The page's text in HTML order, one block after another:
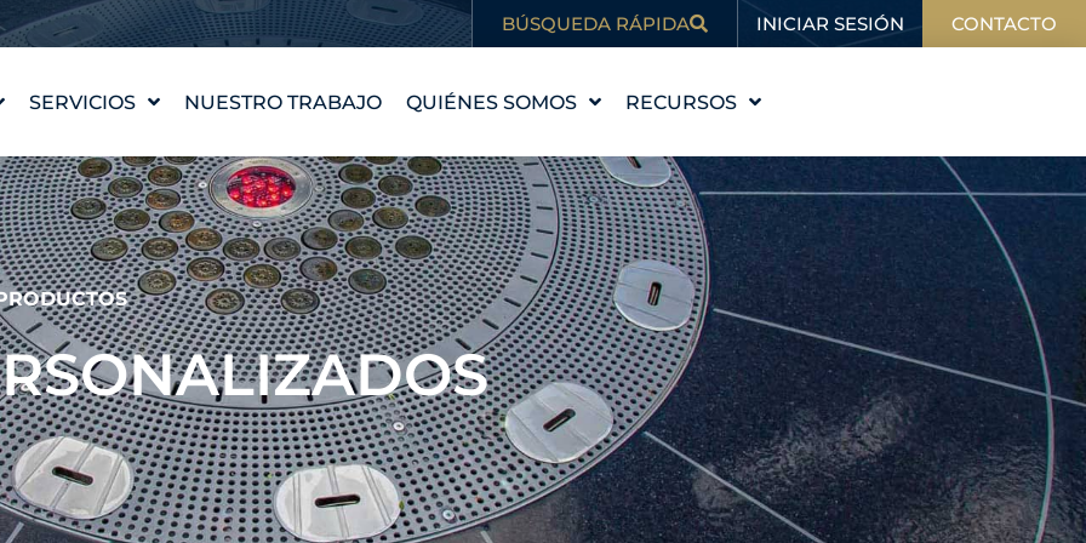
BÚSQUEDA RÁPIDA INICIAR SESIÓN CONTACTO
SERVICIOS
DISEÑO DE FUENTES
WATERLAB™
PRODUCTOS Y
ASISTENCIA TÉCNICA
NUESTRO TRABAJO QUIÉNES SOMOS
NUESTRA HISTORIA
NUESTROS VALORES
CONOCE AL EQUIPO
CARRERAS
PROFESIONALES
RECURSOS
EDUCACIÓN
BLOG
EN LAS NOTICIAS